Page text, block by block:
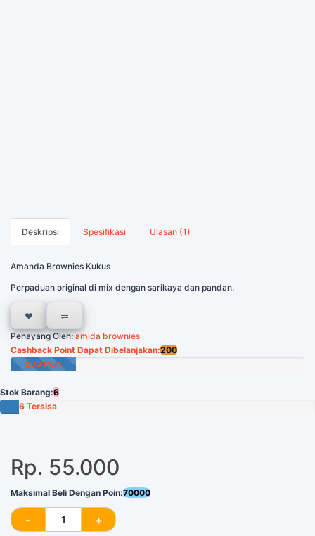
Deskripsi Spesifikasi Ulasan (1)
Amanda Brownies Kukus
Perpaduan original di mix dengan sarikaya dan pandan.
Penayang Oleh:amida brownies
Cashback Point Dapat Dibelanjakan:200
200 Poin
Stok Barang:6
6 Tersisa
Rp. 55.000
Maksimal Beli Dengan Poin:70000